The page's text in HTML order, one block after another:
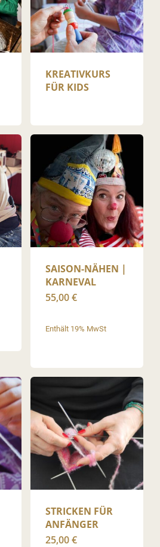
KREATIVKURS
FÜR KIDS
SAISON-NÄHEN |
KARNEVAL
55,00€
Enthält 19% MwSt
STRICKEN FÜR
ANFÄNGER
25,00€